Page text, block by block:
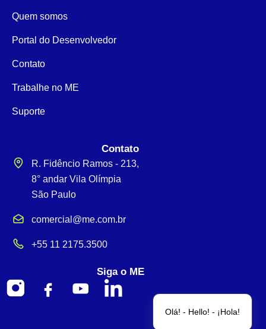
Quem somos
Portal do Desenvolvedor
Contato
Trabalhe no ME
Suporte
Contato
R. Fidêncio Ramos - 213,
8° andar Vila Olímpia
São Paulo
comercial@me.com.br
+55 11 2175.3500
Siga o ME
Olá! - Hello! - ¡Hola!